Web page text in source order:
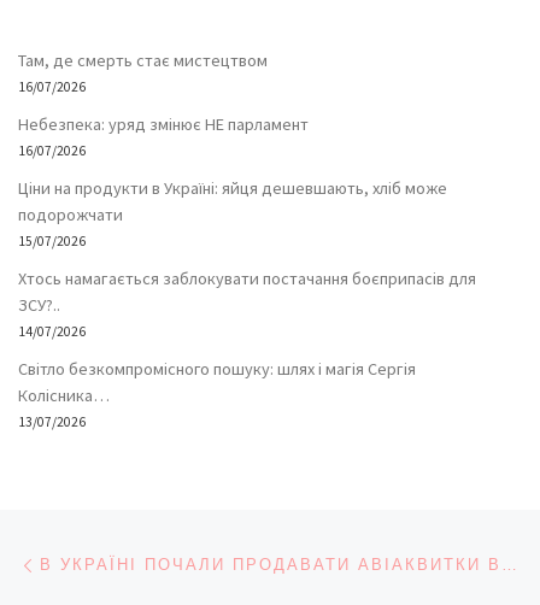
Там, де смерть стає мистецтвом
16/07/2026
Небезпека: уряд змінює НЕ парламент
16/07/2026
Ціни на продукти в Україні: яйця дешевшають, хліб може
подорожчати
15/07/2026
Хтось намагається заблокувати постачання боєприпасів для
ЗСУ?..
14/07/2026
Світло безкомпромісного пошуку: шлях і магія Сергія
Колісника…
13/07/2026
Навігація записів